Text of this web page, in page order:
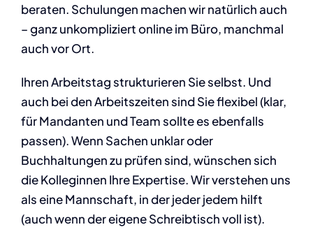
beraten. Schulungen machen wir natürlich auch
– ganz unkompliziert online im Büro, manchmal
auch vor Ort.
Ihren Arbeitstag strukturieren Sie selbst. Und
auch bei den Arbeitszeiten sind Sie flexibel (klar,
für Mandanten und Team sollte es ebenfalls
passen). Wenn Sachen unklar oder
Buchhaltungen zu prüfen sind, wünschen sich
die Kolleginnen Ihre Expertise. Wir verstehen uns
als eine Mannschaft, in der jeder jedem hilft
(auch wenn der eigene Schreibtisch voll ist).